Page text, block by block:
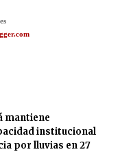
mantiene
institucional
por lluvias en 27